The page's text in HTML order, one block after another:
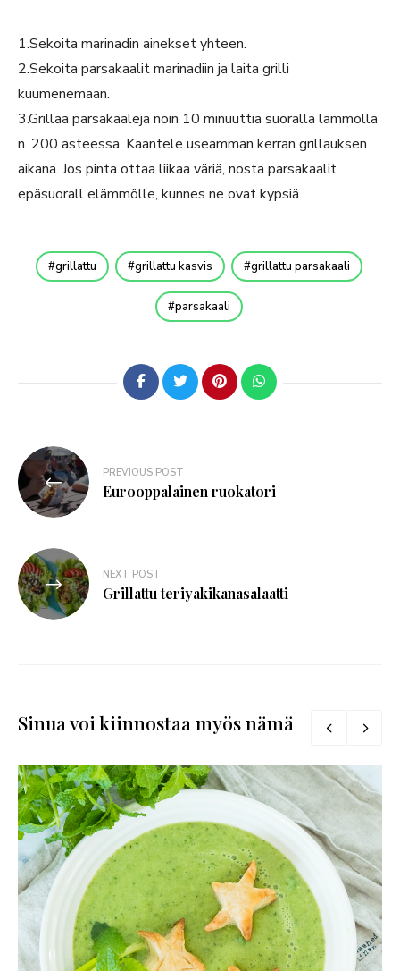
1.Sekoita marinadin ainekset yhteen.
2.Sekoita parsakaalit marinadiin ja laita grilli
kuumenemaan.
3.Grillaa parsakaaleja noin 10 minuuttia suoralla lämmöllä
n. 200 asteessa. Kääntele useamman kerran grillauksen
aikana. Jos pinta ottaa liikaa väriä, nosta parsakaalit
epäsuorall elämmölle, kunnes ne ovat kypsiä.
grillattu grillattu kasvis grillattu parsakaali
parsakaali
PREVIOUS POST
Eurooppalainen ruokatori
NEXT POST
Grillattu teriyakikanasalaatti
Sinua voi kiinnostaa myös nämä